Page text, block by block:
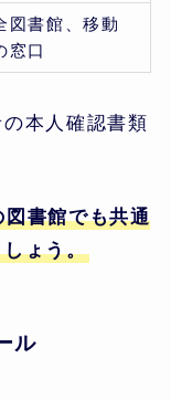
図書館、移動
窓口
本人確認書類
書館でも共通
ょう。
ル